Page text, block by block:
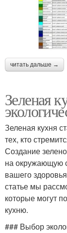
читать дальше →
Зеленая
Зеленая кухня
тех, кто
Создание
на окружающую
вашего
статье мы
которые могут
кухню.
### Выбор